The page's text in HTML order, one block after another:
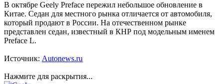
В октябре Geely Preface пережил небольшое обновление в
Китае. Седан для местного рынка отличается от автомобиля,
который продают в России. На отечественном рынке
представлен седан, известный в КНР под модельным именем
Preface L.
Источник: Autonews.ru
Нажмите для раскрытия...